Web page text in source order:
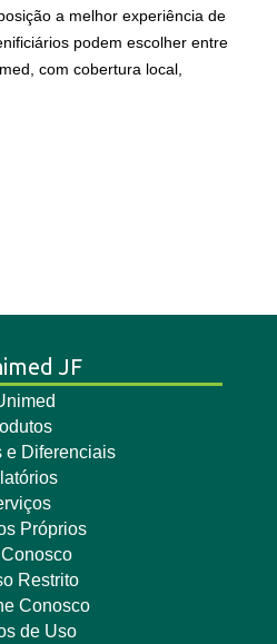
a melhor experiência de
podem escolher entre
com cobertura local,
JF
e Diferenciais
Próprios
Restrito
Conosco
de Uso